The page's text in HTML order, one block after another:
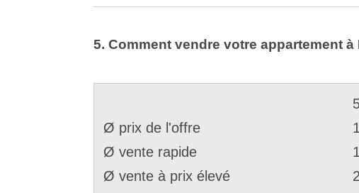
5. Comment vendre votre appartement à
Ø prix de l'offre
Ø vente rapide
Ø vente à prix élevé